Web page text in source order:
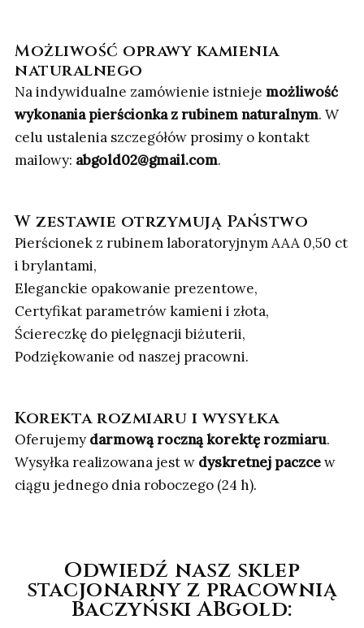
Możliwość oprawy kamienia
naturalnego
Na indywidualne zamówienie istnieje możliwość
wykonania pierścionka z rubinem naturalnym. W
celu ustalenia szczegółów prosimy o kontakt
mailowy: abgold02@gmail.com.
W zestawie otrzymują Państwo
Pierścionek z rubinem laboratoryjnym AAA 0,50 ct
i brylantami,
Eleganckie opakowanie prezentowe,
Certyfikat parametrów kamieni i złota,
Ściereczkę do pielęgnacji biżuterii,
Podziękowanie od naszej pracowni.
Korekta rozmiaru i wysyłka
Oferujemy darmową roczną korektę rozmiaru.
Wysyłka realizowana jest w dyskretnej paczcew
ciągu jednego dnia roboczego (24 h).
Odwiedź nasz sklep
stacjonarny z pracownią
Baczyński ABgold: